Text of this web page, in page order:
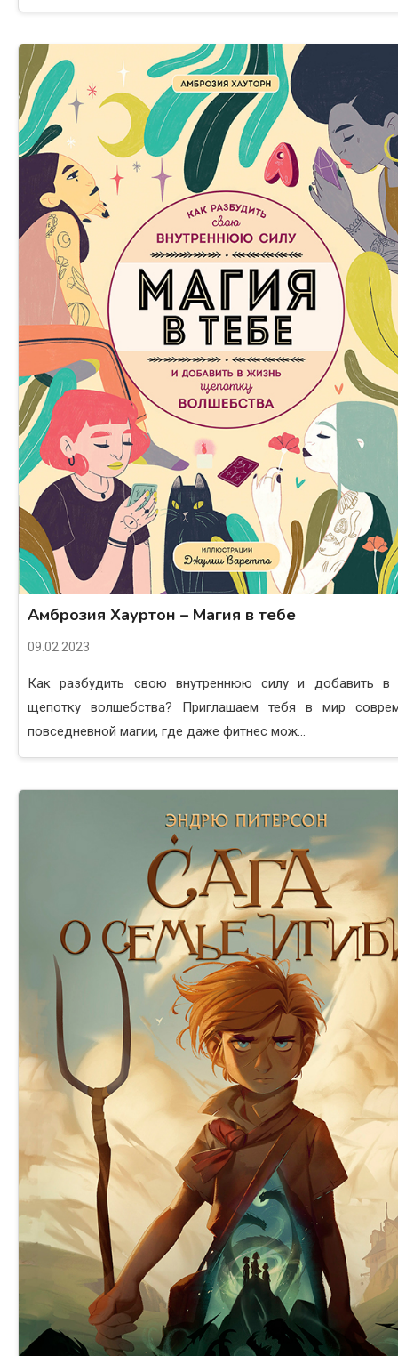
Амброзия Хауртон – Магия в тебе
09.02.2023
Как разбудить свою внутреннюю силу и добавить в
щепотку волшебства? Приглашаем тебя в мир
повседневной магии, где даже фитнес мож...